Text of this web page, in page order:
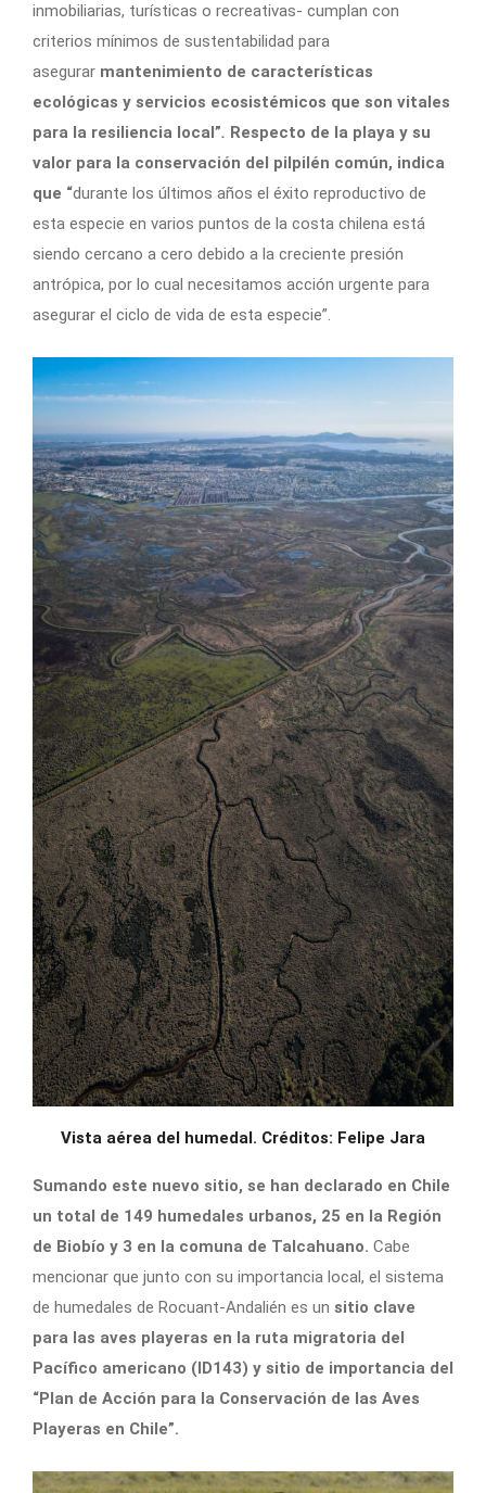
inmobiliarias, turísticas o recreativas- cumplan con
criterios mínimos de sustentabilidad para
asegurar mantenimiento de características
ecológicas y servicios ecosistémicos que son vitales
para la resiliencia local”. Respecto de la playa y su
valor para la conservación del pilpilén común, indica
que “durante los últimos años el éxito reproductivo de
esta especie en varios puntos de la costa chilena está
siendo cercano a cero debido a la creciente presión
antrópica, por lo cual necesitamos acción urgente para
asegurar el ciclo de vida de esta especie”.
Vista aérea del humedal. Créditos: Felipe Jara
Sumando este nuevo sitio, se han declarado en Chile
un total de 149 humedales urbanos, 25 en la Región
de Biobío y 3 en la comuna de Talcahuano. Cabe
mencionar que junto con su importancia local, el sistema
de humedales de Rocuant-Andalién es un sitio clave
para las aves playeras en la ruta migratoria del
Pacífico americano (ID143) y sitio de importancia del
“Plan de Acción para la Conservación de las Aves
Playeras en Chile”.